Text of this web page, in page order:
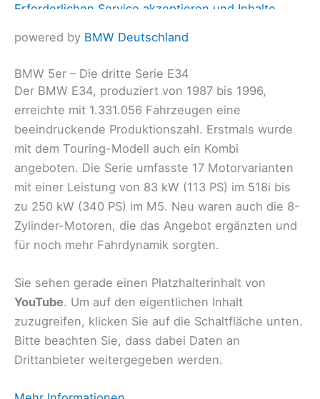
Erforderlichen Service akzeptieren und Inhalte
powered by BMW Deutschland
BMW 5er – Die dritte Serie E34
Der BMW E34, produziert von 1987 bis 1996,
erreichte mit 1.331.056 Fahrzeugen eine
beeindruckende Produktionszahl. Erstmals wurde
mit dem Touring-Modell auch ein Kombi
angeboten. Die Serie umfasste 17 Motorvarianten
mit einer Leistung von 83 kW (113 PS) im 518i bis
zu 250 kW (340 PS) im M5. Neu waren auch die 8-
Zylinder-Motoren, die das Angebot ergänzten und
für noch mehr Fahrdynamik sorgten.
Sie sehen gerade einen Platzhalterinhalt von
YouTube. Um auf den eigentlichen Inhalt
zuzugreifen, klicken Sie auf die Schaltfläche unten.
Bitte beachten Sie, dass dabei Daten an
Drittanbieter weitergegeben werden.